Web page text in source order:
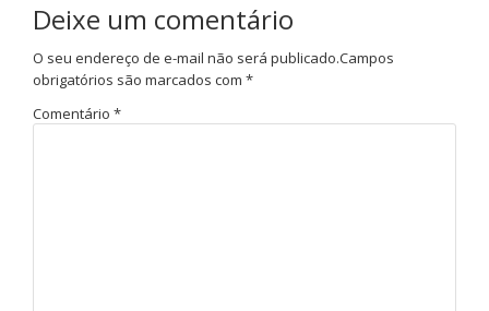
Deixe um comentário
O seu endereço de e-mail não será publicado.Campos
obrigatórios são marcados com *
Comentário *